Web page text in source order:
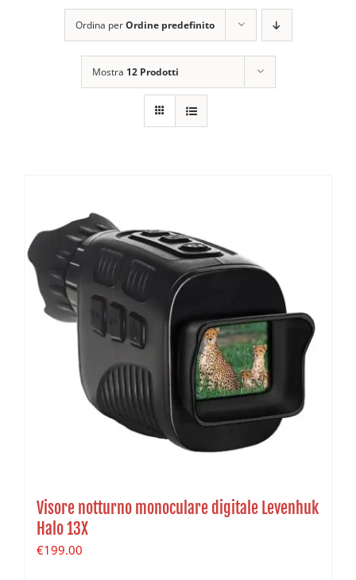
Ordina perOrdine predefinito
Mostra 12 Prodotti
Visore notturno monoculare digitale Levenhuk
Halo 13X
€199.00